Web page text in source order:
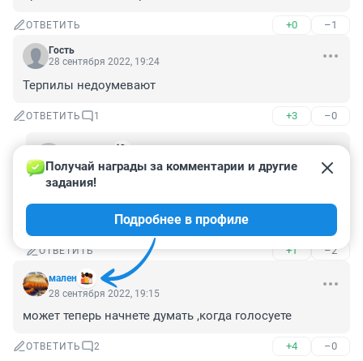
ОТВЕТИТЬ +0 –1
Гость
28 сентября 2022, 19:24
Терпилы недоумевают
ОТВЕТИТЬ 1 +3 –0
29 сентября 2022, 01:08
почти 80% медоборудования в России импортного
производства и у нас полная зависимость от
лекарств Индии и Китая..
ОТВЕТИТЬ +1 –2
мален
Получай награды за комментарии и другие
задания!
Подробнее в профиле
28 сентября 2022, 19:15
может теперь начнете думать ,когда голосуете
ОТВЕТИТЬ 2 +4 –0